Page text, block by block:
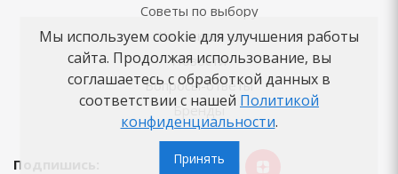
Советы по выбору
Как заказать
Новости
Вопросы-ответы
Бренды
Подпишись:
Мы используем cookie для улучшения работы
сайта. Продолжая использование, вы
соглашаетесь с обработкой данных в
соответствии с нашей Политикой
конфиденциальности.
Принять